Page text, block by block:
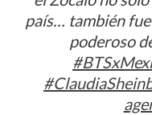
país… también
poderoso